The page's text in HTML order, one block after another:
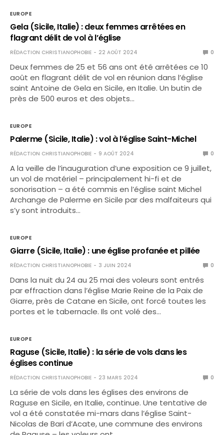
EUROPE
Gela (Sicile, Italie) : deux femmes arrêtées en
flagrant délit de vol à l’église
RÉDACTION CHRISTIANOPHOBIE 22 AOÛT 2024 0
Deux femmes de 25 et 56 ans ont été arrêtées ce 10
août en flagrant délit de vol en réunion dans l’église
saint Antoine de Gela en Sicile, en Italie. Un butin de
près de 500 euros et des objets…
EUROPE
Palerme (Sicile, Italie) : vol à l’église Saint-Michel
RÉDACTION CHRISTIANOPHOBIE 9 AOÛT 2024 0
A la veille de l’inauguration d’une exposition ce 9 juillet,
un vol de matériel – principalement hi-fi et de
sonorisation – a été commis en l’église saint Michel
Archange de Palerme en Sicile par des malfaiteurs qui
s’y sont introduits…
EUROPE
Giarre (Sicile, Italie) : une église profanée et pillée
RÉDACTION CHRISTIANOPHOBIE 3 JUIN 2024 0
Dans la nuit du 24 au 25 mai des voleurs sont entrés
par effraction dans l’église Marie Reine de la Paix de
Giarre, près de Catane en Sicile, ont forcé toutes les
portes et le tabernacle. Ils ont volé des…
EUROPE
Raguse (Sicile, Italie) : la série de vols dans les
églises continue
RÉDACTION CHRISTIANOPHOBIE 23 MARS 2024 0
La série de vols dans les églises des environs de
Raguse en Sicile, en Italie, continue. Une tentative de
vol a été constatée mi-mars dans l’église Saint-
Nicolas de Bari d’Acate, une commune des environs